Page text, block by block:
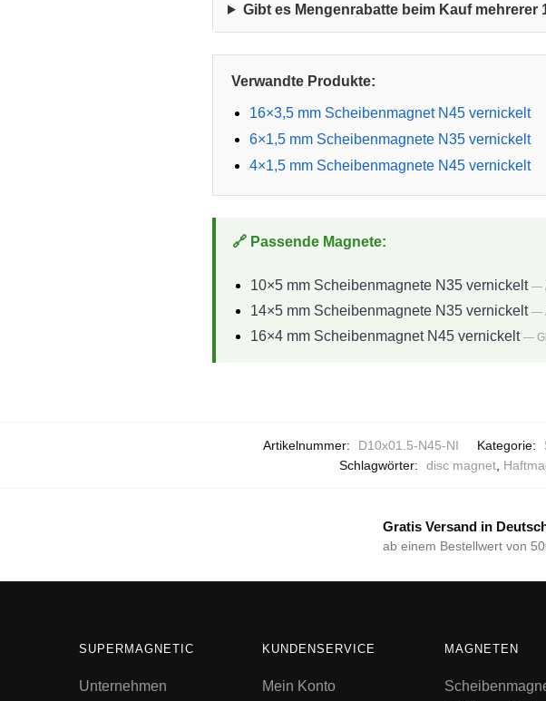
Gibt es Mengenrabatte beim Kauf mehrerer
Verwandte Produkte:
16×3,5 mm Scheibenmagnet N45 vernickelt
6×1,5 mm Scheibenmagnete N35 vernickelt
4×1,5 mm Scheibenmagnete N45 vernickelt
🔗 Passende Magnete:
10×5 mm Scheibenmagnete N35 vernickelt —
14×5 mm Scheibenmagnete N35 vernickelt —
16×4 mm Scheibenmagnet N45 vernickelt —
Artikelnummer: D10x01.5-N45-NI Kategorie:
Schlagwörter:
disc magnet,
Gratis Versand in
ab einem Bestellwert von
SUPERMAGNETIC
Unternehmen
KUNDENSERVICE
Mein Konto
MAGNETEN